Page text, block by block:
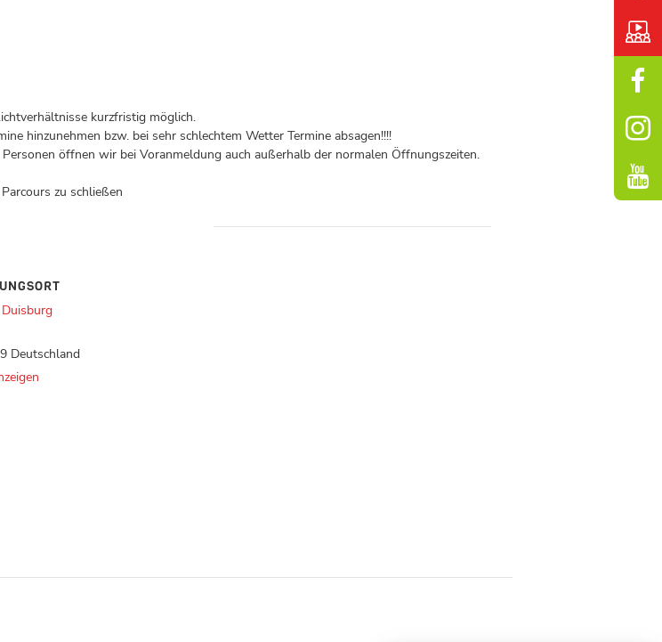
kurzfristig möglich.
hinzunehmen bzw. bei sehr schlechtem Wetter Termine absagen!!!!
öffnen wir bei Voranmeldung auch außerhalb der normalen Öffnungszeiten.
zu schließen
Deutschland